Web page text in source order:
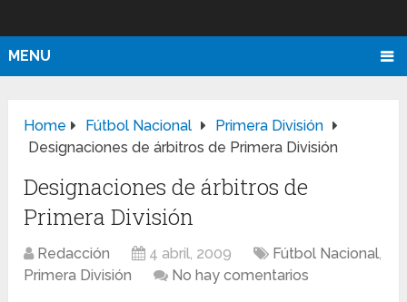
MENU
Home Fútbol Nacional
Primera División
Designaciones de árbitros de Primera División
Designaciones de árbitros de
Primera División
Redacción 4 abril, 2009 Fútbol Nacional,
Primera División
No hay comentarios